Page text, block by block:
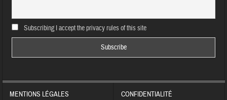
Subscribing I accept the privacy rules of this site
MENTIONS LÉGALES CONFIDENTIALITÉ